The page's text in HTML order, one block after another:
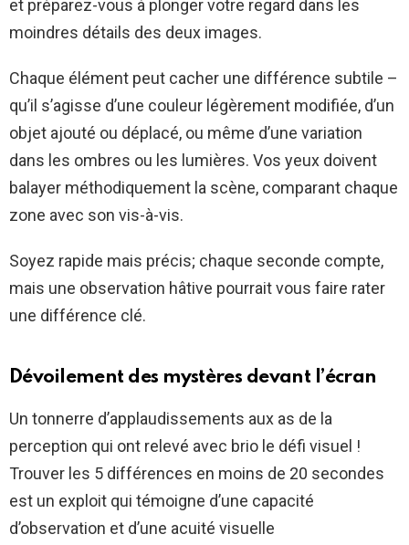
et préparez-vous à plonger votre regard dans les
moindres détails des deux images.
Chaque élément peut cacher une différence subtile –
qu’il s’agisse d’une couleur légèrement modifiée, d’un
objet ajouté ou déplacé, ou même d’une variation
dans les ombres ou les lumières. Vos yeux doivent
balayer méthodiquement la scène, comparant chaque
zone avec son vis-à-vis.
Soyez rapide mais précis; chaque seconde compte,
mais une observation hâtive pourrait vous faire rater
une différence clé.
Dévoilement des mystères devant l’écran
Un tonnerre d’applaudissements aux as de la
perception qui ont relevé avec brio le défi visuel !
Trouver les 5 différences en moins de 20 secondes
est un exploit qui témoigne d’une capacité
d’observation et d’une acuité visuelle